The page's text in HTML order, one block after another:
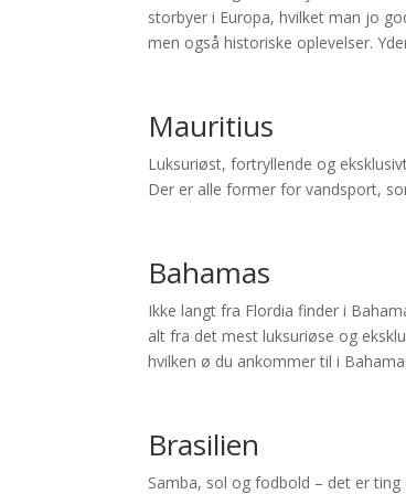
storbyer i Europa, hvilket man jo
men også historiske oplevelser.
Mauritius
Luksuriøst, fortryllende og
Der er alle former for vandsport,
Bahamas
Ikke langt fra Flordia finder i
alt fra det mest luksuriøse og
hvilken ø du ankommer til i
Brasilien
Samba, sol og fodbold – det er